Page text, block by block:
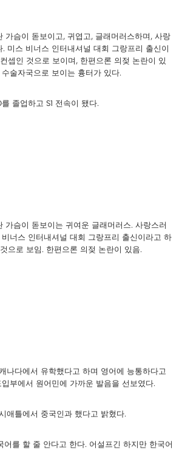
가슴이 돋보이고, 귀엽고, 글래머러스하며, 사랑
미스 비너스 인터내셔널 대회 그랑프리 출신이
셉인 것으로 보이며, 한편으론 의젖 논란이 있
술자국으로 보이는 흉터가 있다.
졸업하고 S1 전속이 됐다.
가슴이 돋보이는 귀여운 글래머러스. 사랑스러
너스 인터내셔널 대회 그랑프리 출신이라고 하
으로 보임. 한편으론 의젖 논란이 있음.
나다에서 유학했다고 하며 영어에 능통하다고
부에서 원어민에 가까운 발음을 선보였다.
애틀에서 중국인과 했다고 밝혔다.
어를 할 줄 안다고 한다. 어설프긴 하지만 한국어